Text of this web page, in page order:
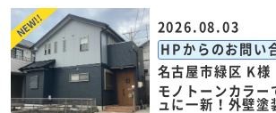
2026.08.03
HPからのお問い
名古屋市緑区 K様
モノトーンカラー
ュに一新！外壁